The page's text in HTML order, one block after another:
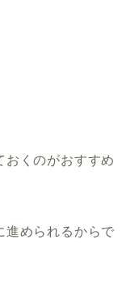
おくのがおすすめ
進められるからで